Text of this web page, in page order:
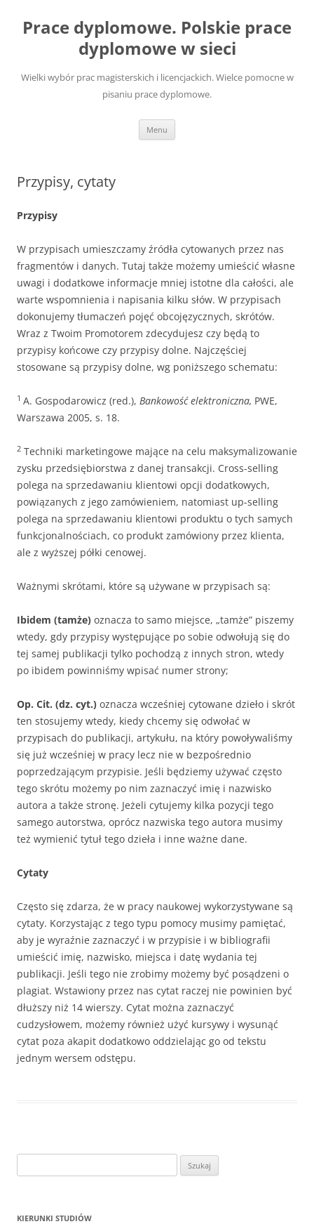
treści
Prace dyplomowe. Polskie prace
dyplomowe w sieci
Wielki wybór prac magisterskich i licencjackich. Wielce pomocne w
pisaniu prace dyplomowe.
Menu
Przypisy, cytaty
Przypisy
W przypisach umieszczamy źródła cytowanych przez nas
fragmentów i danych. Tutaj także możemy umieścić własne
uwagi i dodatkowe informacje mniej istotne dla całości, ale
warte wspomnienia i napisania kilku słów. W przypisach
dokonujemy tłumaczeń pojęć obcojęzycznych, skrótów.
Wraz z Twoim Promotorem zdecydujesz czy będą to
przypisy końcowe czy przypisy dolne. Najczęściej
stosowane są przypisy dolne, wg poniższego schematu:
1 A. Gospodarowicz (red.), Bankowość elektroniczna, PWE,
Warszawa 2005, s. 18.
2 Techniki marketingowe mające na celu maksymalizowanie
zysku przedsiębiorstwa z danej transakcji. Cross-selling
polega na sprzedawaniu klientowi opcji dodatkowych,
powiązanych z jego zamówieniem, natomiast up-selling
polega na sprzedawaniu klientowi produktu o tych samych
funkcjonalnościach, co produkt zamówiony przez klienta,
ale z wyższej półki cenowej.
Ważnymi skrótami, które są używane w przypisach są:
Ibidem (tamże) oznacza to samo miejsce, „tamże” piszemy
wtedy, gdy przypisy występujące po sobie odwołują się do
tej samej publikacji tylko pochodzą z innych stron, wtedy
po ibidem powinniśmy wpisać numer strony;
Op. Cit. (dz. cyt.) oznacza wcześniej cytowane dzieło i skrót
ten stosujemy wtedy, kiedy chcemy się odwołać w
przypisach do publikacji, artykułu, na który powoływaliśmy
się już wcześniej w pracy lecz nie w bezpośrednio
poprzedzającym przypisie. Jeśli będziemy używać często
tego skrótu możemy po nim zaznaczyć imię i nazwisko
autora a także stronę. Jeżeli cytujemy kilka pozycji tego
samego autorstwa, oprócz nazwiska tego autora musimy
też wymienić tytuł tego dzieła i inne ważne dane.
Cytaty
Często się zdarza, że w pracy naukowej wykorzystywane są
cytaty. Korzystając z tego typu pomocy musimy pamiętać,
aby je wyraźnie zaznaczyć i w przypisie i w bibliografii
umieścić imię, nazwisko, miejsca i datę wydania tej
publikacji. Jeśli tego nie zrobimy możemy być posądzeni o
plagiat. Wstawiony przez nas cytat raczej nie powinien być
dłuższy niż 14 wierszy. Cytat można zaznaczyć
cudzysłowem, możemy również użyć kursywy i wysunąć
cytat poza akapit dodatkowo oddzielając go od tekstu
jednym wersem odstępu.
z
KIERUNKI STUDIÓW